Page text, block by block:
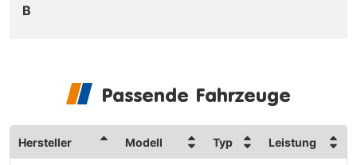
B
Passende Fahrzeuge
Hersteller Modell Typ Leistung